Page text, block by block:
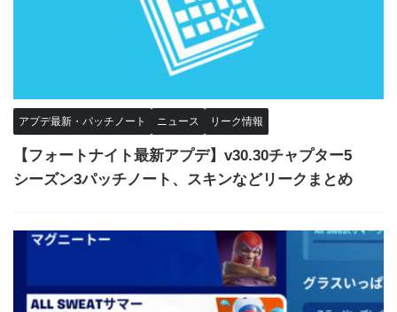
アプデ最新・パッチノート ニュース リーク情報
【フォートナイト最新アプデ】v30.30チャプター5
シーズン3パッチノート、スキンなどリークまとめ